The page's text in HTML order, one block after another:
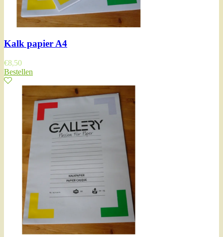
Kalk papier A4
€8,50
Bestellen